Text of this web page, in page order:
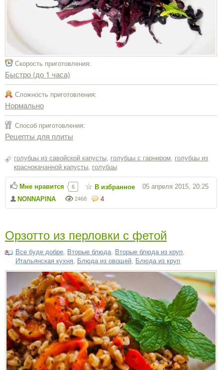
Скорость приготовления:
Быстро (до 1 часа)
Сложность приготовления:
Нормально
Способ приготовления:
Рецепты для плиты
голубцы из савойской капусты голубцы с гарниром
голубцы из
краснокачанной капусты голубцы
4
2468
NONNAPINA
05 апреля 2015, 20:25
Мне нравится 6 В избранное
Орзотто из перловки с фетой
Все буде добре Вторые блюда Вторые блюда из круп
Итальянская кухня
Блюда из овощей Блюда из круп